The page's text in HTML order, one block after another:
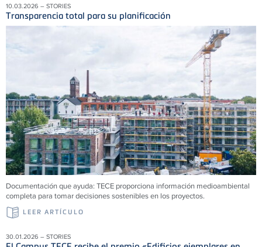
10.03.2026 – STORIES
Transparencia total para su planificación
Documentación que ayuda: TECE proporciona información medioambiental
completa para tomar decisiones sostenibles en los proyectos.
LEER ARTÍCULO
30.01.2026 – STORIES